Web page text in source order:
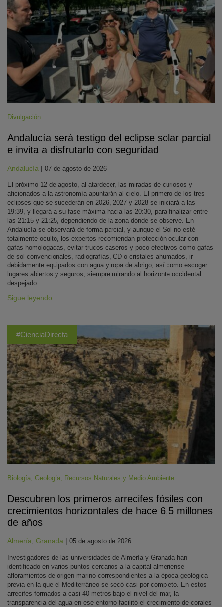
Divulgación
Andalucía será testigo del eclipse solar parcial
e invita a disfrutarlo con seguridad
Andalucía | 07 de agosto de 2026
El próximo 12 de agosto, al atardecer, las miradas de curiosos y
aficionados a la astronomía apuntarán al cielo. El primero de los tres
eclipses que se sucederán en 2026, 2027 y 2028 se iniciará a las
19:39, y llegará a su fase máxima hacia las 20:30, para finalizar entre
las 21:15 y 21:25, dependiendo de la zona dónde se observe. En
Andalucía se observará de forma parcial, y aunque el Sol no esté
totalmente oculto, los expertos recomiendan protección ocular con
gafas homologadas, evitar trucos caseros y poco efectivos como gafas
de sol convencionales, radiografías, CD o cristales ahumados, ir
debidamente equipados con agua y ropa de abrigo, así como escoger
lugares abiertos y seguros, siempre mirando al horizonte occidental
despejado.
Sigue leyendo
#CienciaDirecta
Biología, Geología, Recursos Naturales y Medio Ambiente
Descubren los primeros arrecifes fósiles con
crecimientos horizontales de hace 6,5 millones
de años
Almería, Granada | 05 de agosto de 2026
Investigadores de las universidades de Almería y Granada han
identificado en varios puntos cercanos a la capital almeriense
afloramientos de origen marino correspondientes a la época geológica
previa en la que el Mediterráneo se secó casi por completo. En estos
arrecifes formados a casi 40 metros bajo el nivel del mar, la
transparencia del agua en ese entorno facilitó el crecimiento de corales